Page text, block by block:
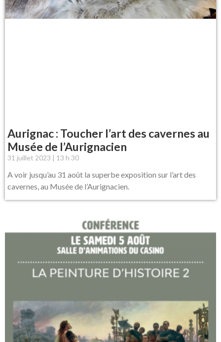
Aurignac : Toucher l’art des cavernes au
Musée de l’Aurignacien
31 juillet 2023 13 h 30
A voir jusqu’au 31 août la superbe exposition sur l’art des
cavernes, au Musée de l’Aurignacien.